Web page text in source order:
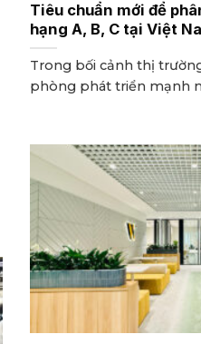
Tiêu chuẩn mới để
hạng A, B, C tại Việt
Trong bối cảnh thị
phòng phát triển mạnh